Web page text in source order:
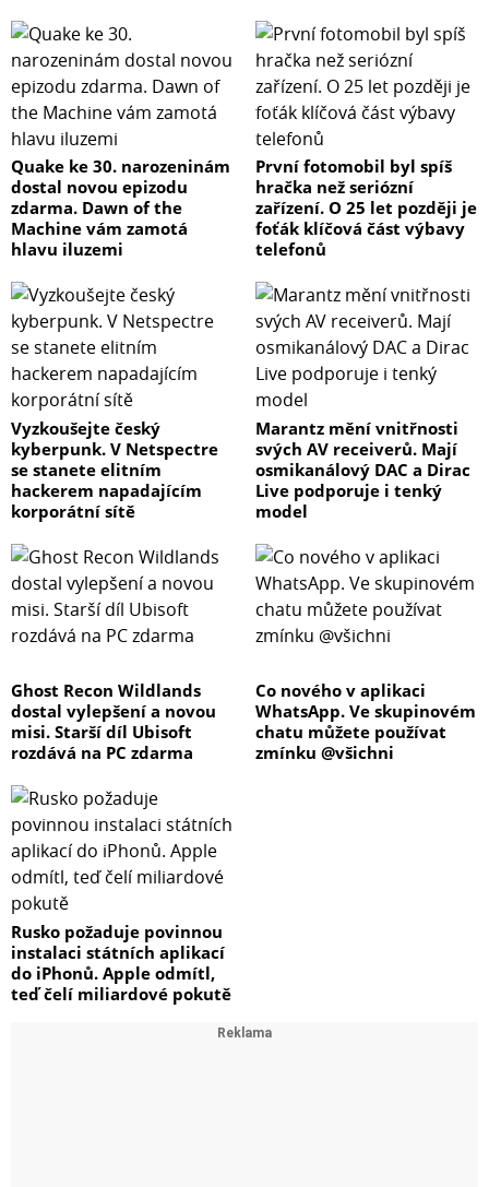
Quake ke 30. narozeninám
dostal novou epizodu
zdarma. Dawn of the
Machine vám zamotá
hlavu iluzemi
První fotomobil byl spíš
hračka než seriózní
zařízení. O 25 let později je
foťák klíčová část výbavy
telefonů
Vyzkoušejte český
kyberpunk. V Netspectre
se stanete elitním
hackerem napadajícím
korporátní sítě
Marantz mění vnitřnosti
svých AV receiverů. Mají
osmikanálový DAC a Dirac
Live podporuje i tenký
model
Ghost Recon Wildlands
dostal vylepšení a novou
misi. Starší díl Ubisoft
rozdává na PC zdarma
Co nového v aplikaci
WhatsApp. Ve skupinovém
chatu můžete používat
zmínku @všichni
Rusko požaduje povinnou
instalaci státních aplikací
do iPhonů. Apple odmítl,
teď čelí miliardové pokutě